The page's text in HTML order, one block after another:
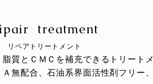
treatment
リペアトリートメント
質とＣＭＣを補充できるトリートメ
無配合、石油系界面活性剤フリー、